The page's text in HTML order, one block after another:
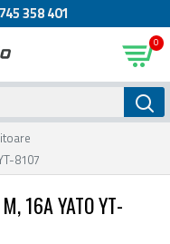
358 401
0
8107
16A YATO YT-